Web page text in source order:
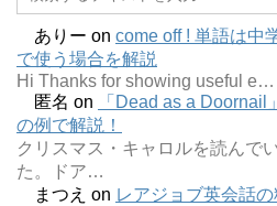
ありー on come off ! 単語は中
で使う場合を解説
Hi Thanks for showing useful e…
匿名 on
「Dead as a
の例で解説！
クリスマス・キャロルを読んで
た。ドア…
まつえ on レアジョブ英会話